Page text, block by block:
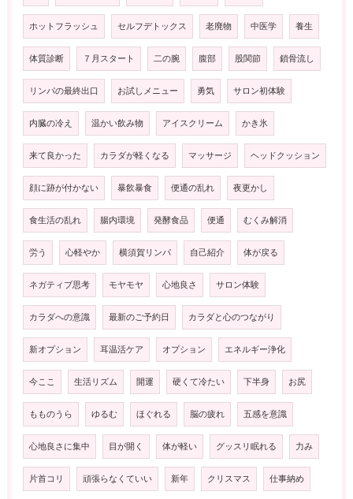
ホットフラッシュ セルフデトックス 老廃物 中医学 養生
体質診断 ７月スタート 二の腕 腹部 股関節 鎖骨流し
リンパの最終出口 お試しメニュー 勇気 サロン初体験
内臓の冷え 温かい飲み物 アイスクリーム かき氷
来て良かった カラダが軽くなる マッサージ ヘッドクッション
顔に跡が付かない 暴飲暴食 便通の乱れ 夜更かし
食生活の乱れ 腸内環境 発酵食品 便通 むくみ解消
労う 心軽やか 横須賀リンパ 自己紹介 体が戻る
ネガティブ思考 モヤモヤ 心地良さ サロン体験
カラダへの意識 最新のご予約日 カラダと心のつながり
新オプション 耳温活ケア オプション エネルギー浄化
今ここ 生活リズム 開運 硬くて冷たい 下半身 お尻
もものうら ゆるむ ほぐれる 脳の疲れ 五感を意識
心地良さに集中 目が開く 体が軽い グッスリ眠れる 力み
片首コリ 頑張らなくていい 新年 クリスマス 仕事納め